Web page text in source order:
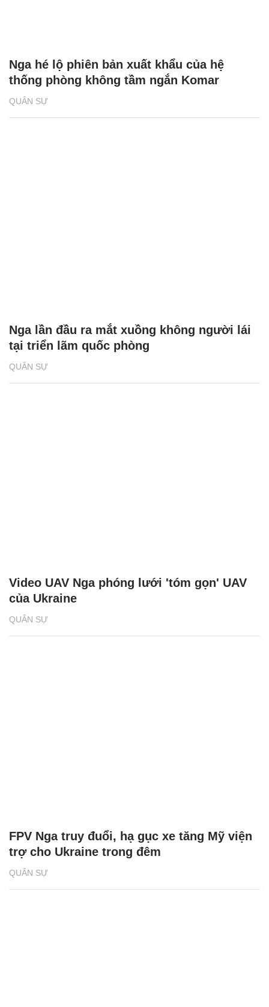
QUÂN SỰ
Nga hé lộ phiên bản xuất khẩu của hệ
thống phòng không tầm ngắn Komar
QUÂN SỰ
Nga lần đầu ra mắt xuồng không người lái
tại triển lãm quốc phòng
QUÂN SỰ
Video UAV Nga phóng lưới 'tóm gọn' UAV
của Ukraine
QUÂN SỰ
FPV Nga truy đuổi, hạ gục xe tăng Mỹ viện
trợ cho Ukraine trong đêm